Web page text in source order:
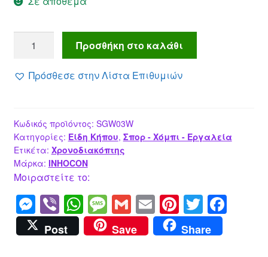
smart
προγραμματιστής
ποτίσματος
IP55
ποσότητα
Προσθήκη στο καλάθι
Πρόσθεσε στην Λίστα Επιθυμιών
Κωδικός προϊόντος: SGW03W
Κατηγορίες: Είδη Κήπου, Σπορ - Χόμπι - Εργαλεία
Ετικέτα: Χρονοδιακόπτης
Μάρκα: INHOCON
Μοιραστείτε το:
M
e
ss
Vi
b
er
W
h
at
M
e
ss
G
m
ail
E
m
ail
Pi
nt
er
T
wi
tt
F
Post Save Share